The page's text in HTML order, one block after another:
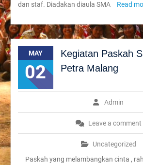
dan staf. Diadakan diaula SMA
Read
MAY
02
Kegiatan Paskah
Petra Malang
Admin
Leave a comment
Uncategorized
Paskah yang melambangkan cinta ,